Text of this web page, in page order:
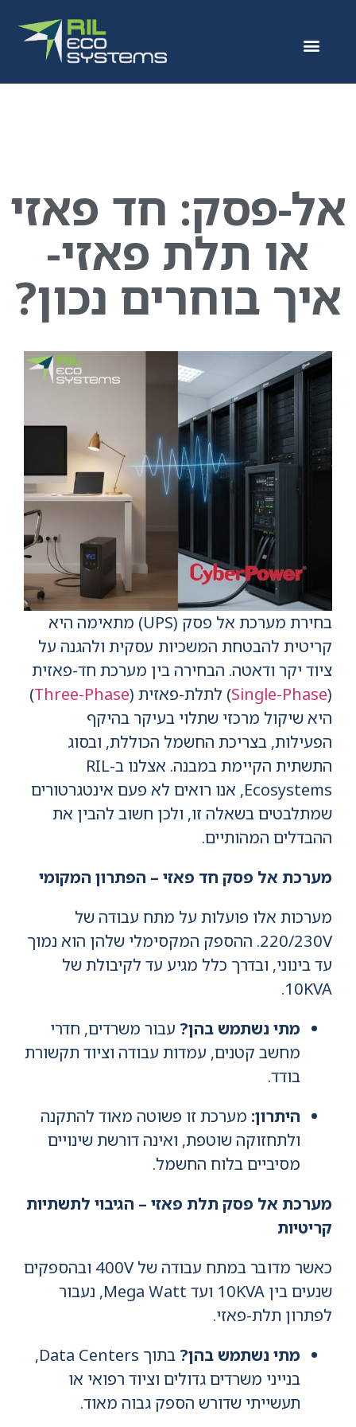
אל-פסק: חד פאזי
או תלת פאזי-
איך בוחרים נכון?
בחירת מערכת אל פסק (UPS) מתאימה היא
קריטית להבטחת המשכיות עסקית ולהגנה על
ציוד יקר ודאטה. הבחירה בין מערכת חד-פאזית
(
Single-Phase) לתלת-פאזית (Three-Phase
)
היא שיקול מרכזי שתלוי בעיקר בהיקף
הפעילות, בצריכת החשמל הכוללת, ובסוג
התשתית הקיימת במבנה. אצלנו ב-RIL
Ecosystems, אנו רואים לא פעם אינטגרטורים
שמתלבטים בשאלה זו, ולכן חשוב להבין את
ההבדלים המהותיים.
מערכת אל פסק חד פאזי – הפתרון המקומי
מערכות אלו פועלות על מתח עבודה של
220/230V. ההספק המקסימלי שלהן הוא נמוך
עד בינוני, ובדרך כלל מגיע עד לקיבולת של
10KVA.
מתי נשתמש בהן? עבור משרדים, חדרי
מחשב קטנים, עמדות עבודה וציוד תקשורת
בודד.
היתרון: מערכת זו פשוטה מאוד להתקנה
ולתחזוקה שוטפת, ואינה דורשת שינויים
מסיביים בלוח החשמל.
מערכת אל פסק תלת פאזי – הגיבוי לתשתיות
קריטיות
כאשר מדובר במתח עבודה של 400V ובהספקים
שנעים בין 10KVA ועד Mega Watt, נעבור
לפתרון תלת-פאזי.
מתי נשתמש בהן?
בתוך Data Centers,
בנייני משרדים גדולים וציוד רפואי או
תעשייתי שדורש הספק גבוה מאוד.